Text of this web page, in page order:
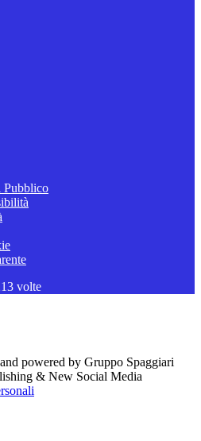
volte
powered by Gruppo Spaggiari
& New Social Media